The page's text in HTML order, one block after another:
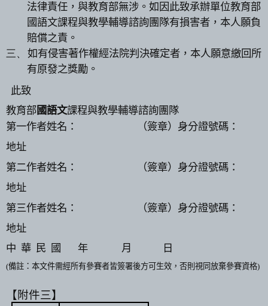
法律責任，與教育部無涉。如因此致承辦單位教育部
國語文課程與教學輔導諮詢團隊有損害者，本人願負
賠償之責。
三、
如有侵害著作權經法院判決確定者，本人願意繳回所
有原發之獎勵。
此致
教育部國語文課程與教學輔導諮詢團隊
第一作者姓名：
（簽章）身分證號碼：
地址
第二作者姓名：
（簽章）身分證號碼：
地址
第三作者姓名：
（簽章）身分證號碼：
地址
中 華 民 國 年 月 日
(備註：本文件需經所有參賽者皆簽署後方可生效，否則視同放棄參賽資格)
【附件三】